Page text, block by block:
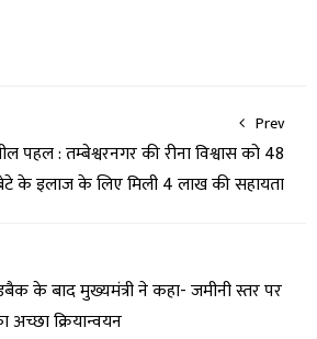
Prev
पहल : तम्बेश्वरनगर की रीना विश्वास को 48
के इलाज के लिए मिली 4 लाख की सहायता
के बाद मुख्यमंत्री ने कहा- जमीनी स्तर पर
क्रियान्वयन